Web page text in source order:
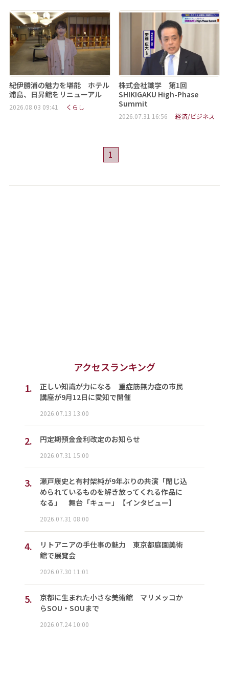
紀伊勝浦の魅力を堪能 ホテル
浦島、日昇館をリニューアル
2026.08.03 09:41 くらし
株式会社識学 第1回
SHIKIGAKU High-Phase
Summit
2026.07.31 16:56 経済/ビジネス
1
アクセスランキング
1.
正しい知識が力になる 重症筋無力症の市民
講座が9月12日に愛知で開催
2026.07.13 13:00
2. 円定期預金金利改定のお知らせ
2026.07.31 15:00
3.
瀬戸康史と有村架純が9年ぶりの共演「閉じ込
められているものを解き放ってくれる作品に
なる」 舞台「キュー」【インタビュー】
2026.07.31 08:00
4.
リトアニアの手仕事の魅力 東京都庭園美術
館で展覧会
2026.07.30 11:01
5.
京都に生まれた小さな美術館 マリメッコか
らSOU・SOUまで
2026.07.24 10:00